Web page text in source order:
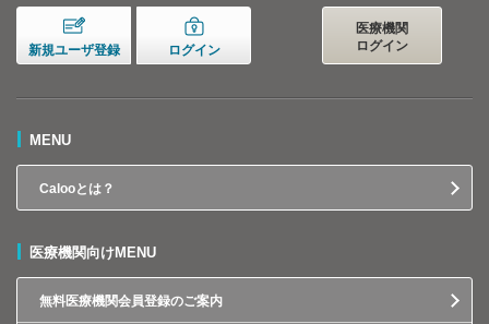
新規ユーザ登録 ログイン
医療機関
ログイン
MENU
Calooとは？
医療機関向けMENU
無料医療機関会員登録のご案内